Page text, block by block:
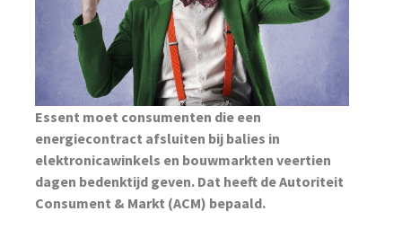
Essent moet consumenten die een
energiecontract afsluiten bij balies in
elektronicawinkels en bouwmarkten veertien
dagen bedenktijd geven. Dat heeft de Autoriteit
Consument & Markt (ACM) bepaald.